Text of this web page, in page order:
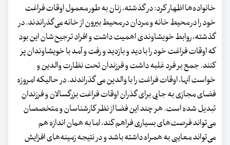
خانواده‌ها اظهار کرد: در گذشته، زنان به طور معمول اوقات فراغت
خود را در محیط خانه و مردان در محیط بیرون از خانه می‌گذراندند. در
گذشته، روابط خویشاوندی اهمیت داشت و افراد ترجیح‌شان این بود
که اوقات فراغت خود را با دید و بازدید و رفت و آمد با خویشاوندان پر
کنند. جمع بر فرد غلبه داشت و فرزندان تحت نظارت والدین و
خواست آنها، اوقات فراغت را با والدین می گذراندند. در حالیکه امروزه
فضای مجازی به جایی برای گذران اوقات فراغت بزرگسالان و فرزندان
تبدیل شده است. هر چند این فضا از نظر کارشناسان و متخصصان
می‌تواند فرصت‌های بسیاری فراهم کند، اما به همان اندازه هم
می‌تواند معایبی به همراه داشته باشد و در نتیجه زمینه‌های افزایش